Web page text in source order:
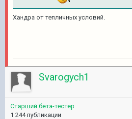
Хандра от тепличных условий.
Svarogych1
Старший бета-тестер
1 244 публикации